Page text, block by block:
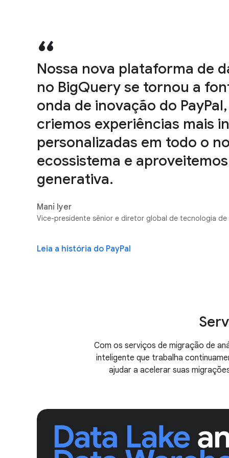
Nossa nova plataforma de
no BigQuery se tornou a
onda de inovação do
criemos experiências mais
personalizadas em todo o
ecossistema e
generativa.
Mani Iyer
Vice-presidente sênior e diretor global de tecnologia de
Leia a história do PayPal
Com os serviços de migração de
inteligente que trabalha
ajudar a acelerar suas